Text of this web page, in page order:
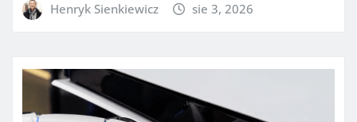
Henryk Sienkiewicz sie 3, 2026